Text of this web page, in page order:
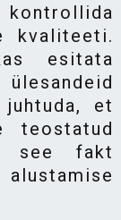
kvaliteeti.
esitata
et
teostatud
see fakt